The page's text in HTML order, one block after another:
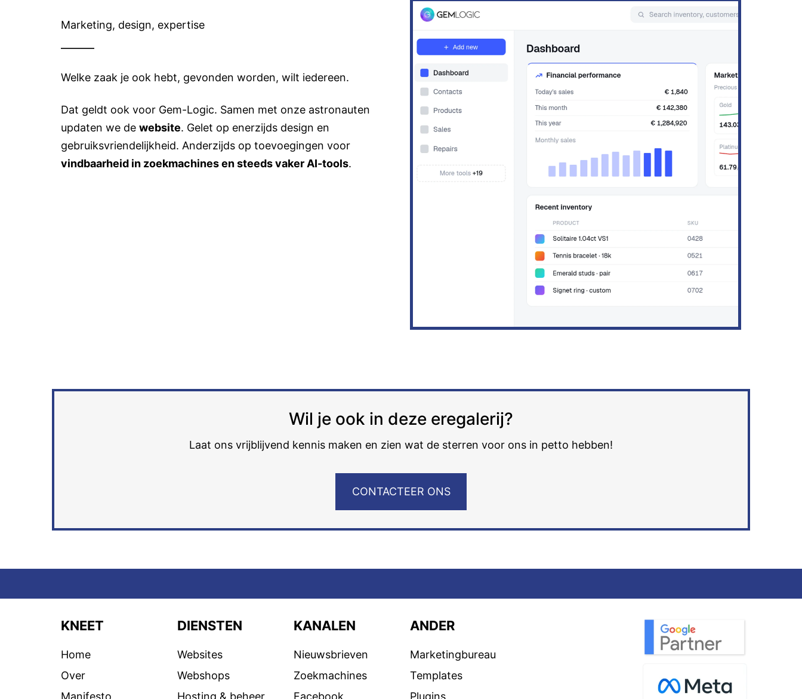
Marketing, design, expertise
Welke zaak je ook hebt, gevonden worden, wilt iedereen.
Dat geldt ook voor Gem-Logic. Samen met onze astronauten
updaten we de website. Gelet op enerzijds design en
gebruiksvriendelijkheid. Anderzijds op toevoegingen voor
vindbaarheid in zoekmachines en steeds vaker AI-tools.
Wil je ook in deze eregalerij?
Laat ons vrijblijvend kennis maken en zien wat de sterren voor ons in petto hebben!
CONTACTEER ONS
KNEET
Home
Over
Manifesto
DIENSTEN
Websites
Webshops
Hosting & beheer
KANALEN
Nieuwsbrieven
Zoekmachines
Facebook
ANDER
Marketingbureau
Templates
Plugins